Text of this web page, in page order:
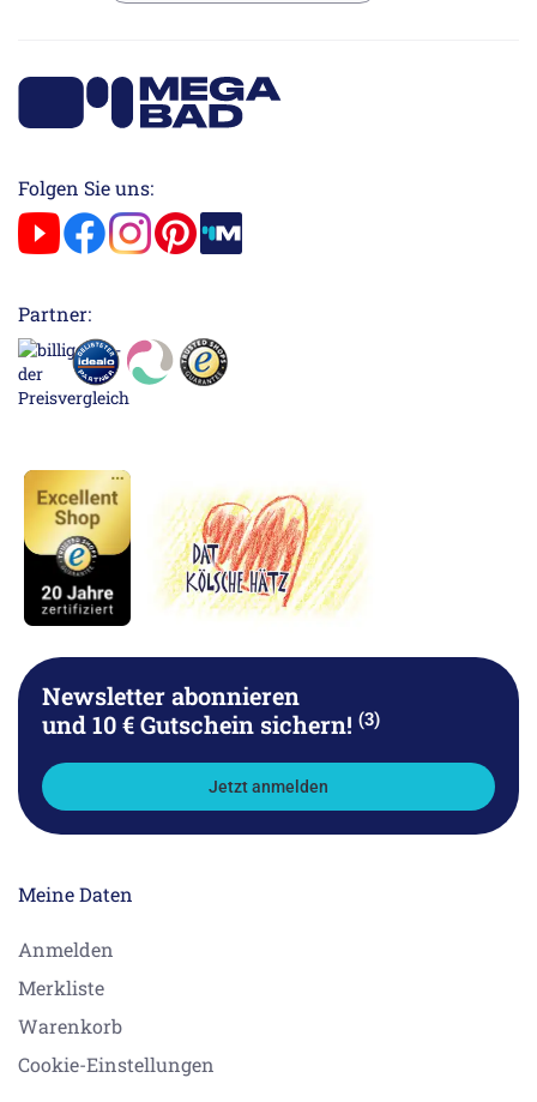
Folgen Sie uns:
Partner:
Newsletter abonnieren
und 10 € Gutschein sichern! (3)
Jetzt anmelden
Meine Daten
Anmelden
Merkliste
Warenkorb
Cookie-Einstellungen